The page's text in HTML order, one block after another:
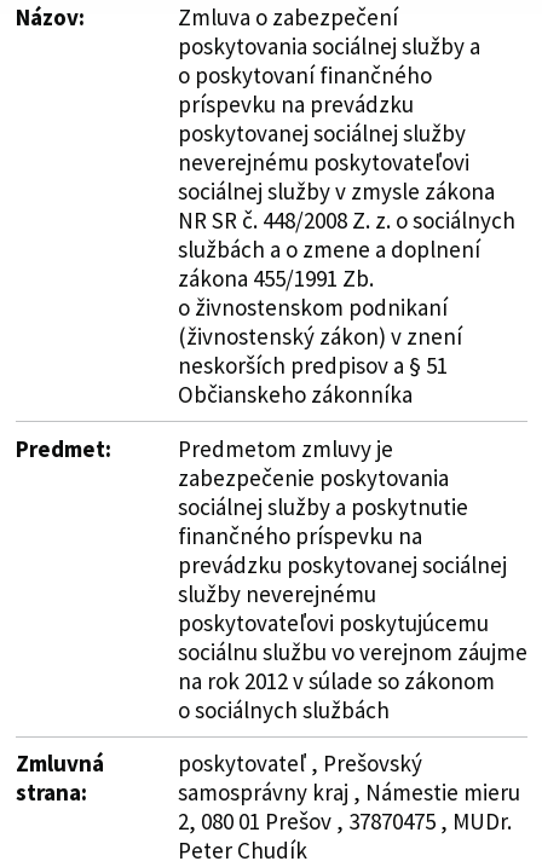
Názov:
Zmluva o zabezpečení
poskytovania sociálnej služby a
o poskytovaní finančného
príspevku na prevádzku
poskytovanej sociálnej služby
neverejnému poskytovateľovi
sociálnej služby v zmysle zákona
NR SR č. 448/2008 Z. z. o sociálnych
službách a o zmene a doplnení
zákona 455/1991 Zb.
o živnostenskom podnikaní
(živnostenský zákon) v znení
neskorších predpisov a § 51
Občianskeho zákonníka
Predmet:
Predmetom zmluvy je
zabezpečenie poskytovania
sociálnej služby a poskytnutie
finančného príspevku na
prevádzku poskytovanej sociálnej
služby neverejnému
poskytovateľovi poskytujúcemu
sociálnu službu vo verejnom záujme
na rok 2012 v súlade so zákonom
o sociálnych službách
Zmluvná
strana:
poskytovateľ , Prešovský
samosprávny kraj , Námestie mieru
2, 080 01 Prešov , 37870475 , MUDr.
Peter Chudík